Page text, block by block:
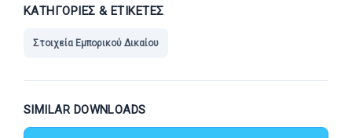
ΚΑΤΗΓΟΡΊΕΣ & ΕΤΙΚΈΤΕΣ
Στοιχεία Εμπορικού Δικαίου
SIMILAR DOWNLOADS